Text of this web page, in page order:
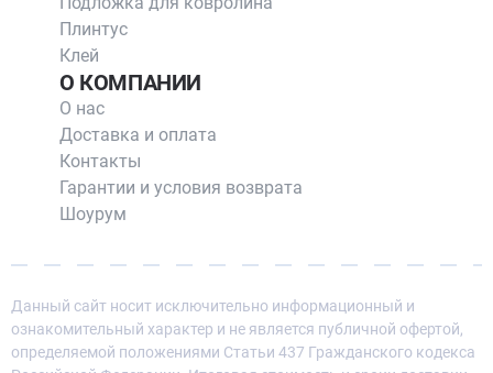
Плинтус
Клей
О КОМПАНИИ
О нас
Доставка и оплата
Контакты
Гарантии и условия возврата
Шоурум
Данный сайт носит исключительно информационный и
ознакомительный характер и не является публичной офертой,
определяемой положениями Статьи 437 Гражданского кодекса